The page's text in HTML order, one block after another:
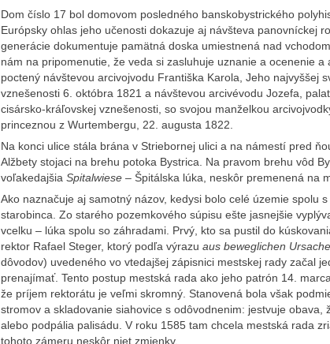
Dom číslo 17 bol domovom posledného banskobystrického
Európsky ohlas jeho učenosti dokazuje aj návšteva panovníckej
generácie dokumentuje pamätná doska umiestnená nad
nám na pripomenutie, že veda si zasluhuje uznanie a ocenenie a
poctený návštevou arcivojvodu Františka Karola, Jeho najvyššej
vznešenosti 6. októbra 1821 a návštevou arcivévodu Jozefa,
cisársko-kráľovskej vznešenosti, so svojou manželkou
princeznou z Wurtembergu, 22. augusta 1822.
Na konci ulice stála brána v Striebornej ulici a na námestí pred
Alžbety stojaci na brehu potoka Bystrica. Na pravom brehu vôd
voľakedajšia Spitalwiese – Špitálska lúka, neskôr premenená na
Ako naznačuje aj samotný názov, kedysi bolo celé územie spolu
starobinca. Zo starého pozemkového súpisu ešte jasnejšie
vcelku – lúka spolu so záhradami. Prvý, kto sa pustil do
rektor Rafael Steger, ktorý podľa výrazu aus beweglichen
dôvodov) uvedeného vo vtedajšej zápisnici mestskej rady začal
prenajímať. Tento postup mestská rada ako jeho patrón 14.
že príjem rektorátu je veľmi skromný. Stanovená bola však
stromov a skladovanie siahovice s odôvodnenim: jestvuje obava,
alebo podpália palisádu. V roku 1585 tam chcela mestská rada
tohoto zámeru neskôr niet zmienky.